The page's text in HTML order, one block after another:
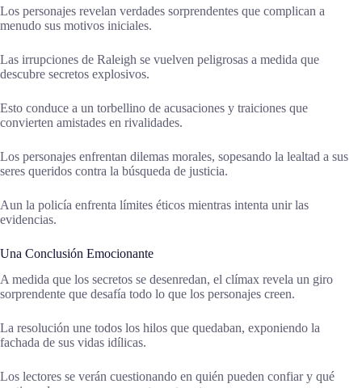
Los personajes revelan verdades sorprendentes que complican a
menudo sus motivos iniciales.
Las irrupciones de Raleigh se vuelven peligrosas a medida que
descubre secretos explosivos.
Esto conduce a un torbellino de acusaciones y traiciones que
convierten amistades en rivalidades.
Los personajes enfrentan dilemas morales, sopesando la lealtad a sus
seres queridos contra la búsqueda de justicia.
Aun la policía enfrenta límites éticos mientras intenta unir las
evidencias.
Una Conclusión Emocionante
A medida que los secretos se desenredan, el clímax revela un giro
sorprendente que desafía todo lo que los personajes creen.
La resolución une todos los hilos que quedaban, exponiendo la
fachada de sus vidas idílicas.
Los lectores se verán cuestionando en quién pueden confiar y qué